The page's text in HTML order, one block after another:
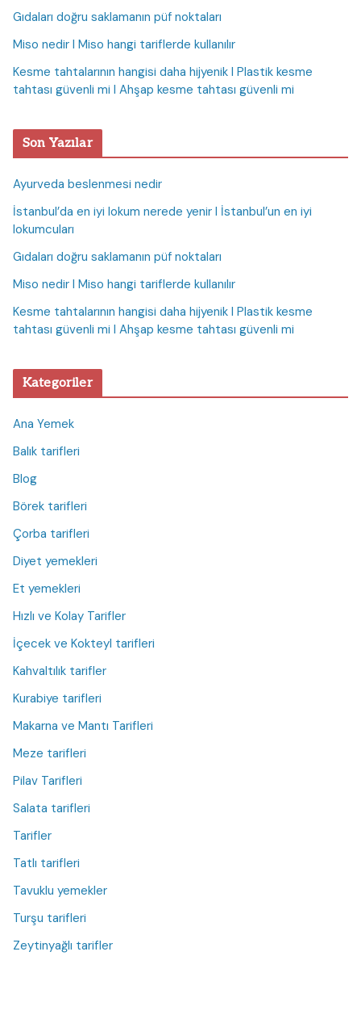
Gıdaları doğru saklamanın püf noktaları
Miso nedir I Miso hangi tariflerde kullanılır
Kesme tahtalarının hangisi daha hijyenik I Plastik kesme
tahtası güvenli mi I Ahşap kesme tahtası güvenli mi
Son Yazılar
Ayurveda beslenmesi nedir
İstanbul’da en iyi lokum nerede yenir I İstanbul’un en iyi
lokumcuları
Gıdaları doğru saklamanın püf noktaları
Miso nedir I Miso hangi tariflerde kullanılır
Kesme tahtalarının hangisi daha hijyenik I Plastik kesme
tahtası güvenli mi I Ahşap kesme tahtası güvenli mi
Kategoriler
Ana Yemek
Balık tarifleri
Blog
Börek tarifleri
Çorba tarifleri
Diyet yemekleri
Et yemekleri
Hızlı ve Kolay Tarifler
İçecek ve Kokteyl tarifleri
Kahvaltılık tarifler
Kurabiye tarifleri
Makarna ve Mantı Tarifleri
Meze tarifleri
Pilav Tarifleri
Salata tarifleri
Tarifler
Tatlı tarifleri
Tavuklu yemekler
Turşu tarifleri
Zeytinyağlı tarifler